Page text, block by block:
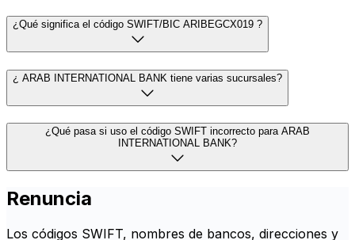
¿Qué significa el código SWIFT/BIC ARIBEGCX019 ?
¿ ARAB INTERNATIONAL BANK tiene varias sucursales?
¿Qué pasa si uso el código SWIFT incorrecto para ARAB
INTERNATIONAL BANK?
Renuncia
Los códigos SWIFT, nombres de bancos, direcciones y